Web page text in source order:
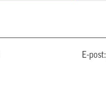
E-post: